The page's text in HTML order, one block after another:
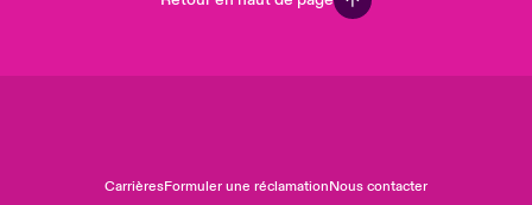
CarrièresFormuler une réclamationNous contacter